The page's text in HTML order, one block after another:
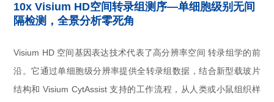
10x Visium HD空间转录组测序—单细胞级别无间
隔检测，全景分析零死角
Visium HD 空间基因表达技术代表了高分辨率空间 转录组学的前
沿。它通过单细胞级分辨率提供全转录组数据，结合新型载玻片
结构和 Visium CytAssist 支持的工作流程，从人类或小鼠组织样